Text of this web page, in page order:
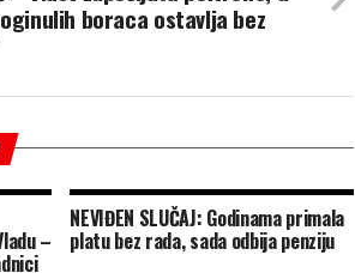
boraca ostavlja bez
–
NEVIĐEN SLUČAJ: Godinama primala
platu bez rada, sada odbija penziju